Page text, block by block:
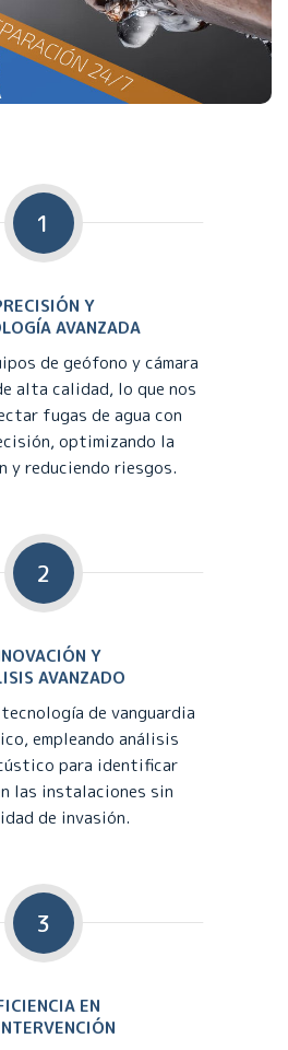
1
Y
AVANZADA
de geófono y cámara
alta calidad, lo que nos
fugas de agua con
optimizando la
y reduciendo riesgos.
2
Y
AVANZADO
de vanguardia
empleando análisis
para identificar
las instalaciones sin
de invasión.
3
EN